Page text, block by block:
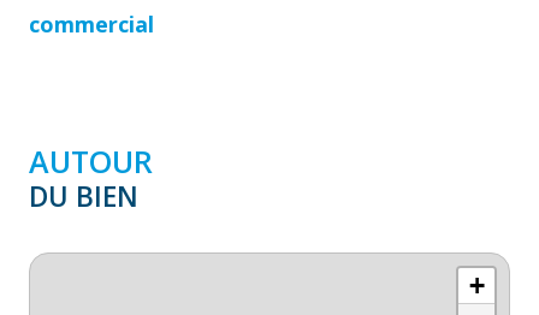
commercial
AUTOUR
DU BIEN
+